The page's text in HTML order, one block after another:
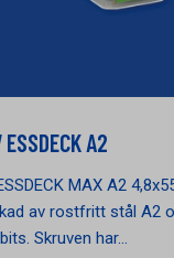
A2
MAX A2
av rostfritt stål A2
Skruven har...